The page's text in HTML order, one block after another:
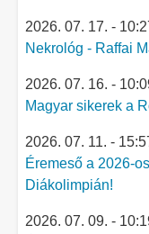
2026. 07. 17. -
Nekrológ - Raffai
2026. 07. 16. -
Magyar sikerek a
2026. 07. 11. -
Éremeső a 2026-
Diákolimpián!
2026. 07. 09. -